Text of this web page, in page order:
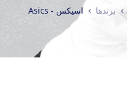
برندها اسیکس - Asics